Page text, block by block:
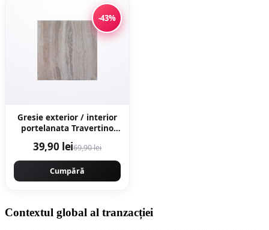
-43%
Gresie exterior / interior
portelanata Travertino
rectificata tip piatra
naturala
39,90 lei69,90 lei
Cumpără
Contextul global al tranzacției